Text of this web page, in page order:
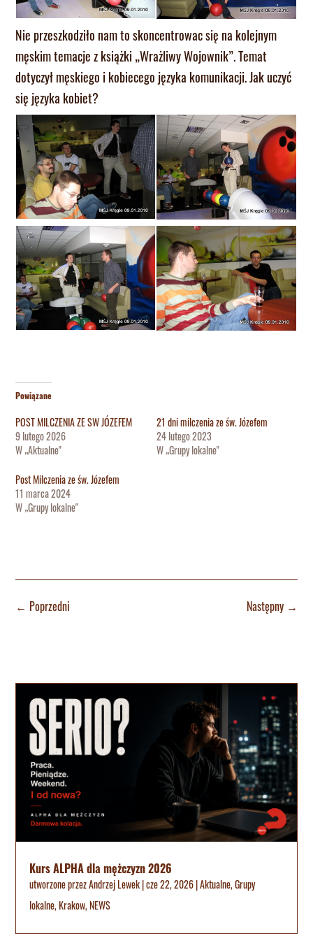
Nie przeszkodziło nam to skoncentrowac się na kolejnym
męskim temacje z książki „Wrażliwy Wojownik”. Temat
dotyczył męskiego i kobiecego języka komunikacji. Jak uczyć
się języka kobiet?
Powiązane
POST MILCZENIA ZE SW JÓZEFEM
9 lutego 2026
W „Aktualne"
21 dni milczenia ze św. Józefem
24 lutego 2023
W „Grupy lokalne"
Post Milczenia ze św. Józefem
11 marca 2024
W „Grupy lokalne"
← Poprzedni Następny→
Kurs ALPHA dla mężczyzn 2026
utworzone przezAndrzej Lewek|cze 22, 2026|Aktualne,Grupy
lokalne,Krakow,NEWS